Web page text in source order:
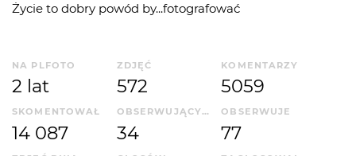
Życie to dobry powód by...fotografować
NA PLFOTO
2 lat
ZDJĘĆ
572
KOMENTARZY
5059
SKOMENTOWAŁ
14 087
OBSERWUJĄCYCH
34
OBSERWUJE
77